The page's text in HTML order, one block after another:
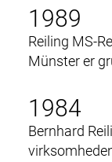
1989
Reiling MS-
Münster er
1984
Bernhard